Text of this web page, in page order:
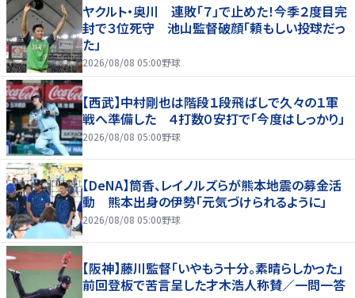
ヤクルト・奥川 連敗「７」で止めた！今季２度目完
封で３位死守 池山監督破顔「頼もしい投球だっ
た」
2026/08/08 05:00野球
【西武】中村剛也は階段１段飛ばしで久々の１軍
戦へ準備した ４打数０安打で「今度はしっかり」
2026/08/08 05:00野球
【DeNA】筒香、レイノルズらが熊本地震の募金活
動 熊本出身の伊勢「元気づけられるように」
2026/08/08 05:00野球
【阪神】藤川監督「いやもう十分。素晴らしかった」
前回登板で苦言呈した才木浩人称賛／一問一答